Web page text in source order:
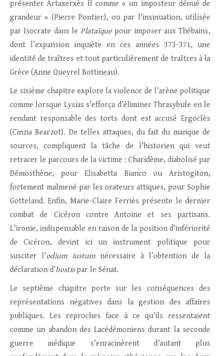
présenter Artaxerxès II comme « un imposteur dénué de
grandeur » (Pierre Pontier), ou par l’insinuation, utilisée
par Isocrate dans le Plataïque pour imposer aux Thébains,
dont l’expansion inquiète en ces années 373-371, une
identité de traîtres et tout particulièrement de traîtres à la
Grèce (Anne Queyrel Bottineau).
Le sixième chapitre explore la violence de l’arène politique
comme lorsque Lysias s’efforça d’éliminer Thrasybule en le
rendant responsable des torts dont est accusé Ergoclès
(Cinzia Bearzot). De telles attaques, du fait du manque de
sources, compliquent la tâche de l’historien qui veut
retracer le parcours de la victime : Charidème, diabolisé par
Démosthène, pour Elisabetta Bianco ou Aristogiton,
fortement malmené par les orateurs attiques, pour Sophie
Gotteland. Enfin, Marie-Claire Ferriès présente le dernier
combat de Cicéron contre Antoine et ses partisans.
L’ironie, indispensable en raison de la position d’infériorité
de Cicéron, devint ici un instrument politique pour
susciter l’odium iustumnécessaire à l’obtention de la
déclaration d’hostispar le Sénat.
Le septième chapitre porte sur les conséquences des
représentations négatives dans la gestion des affaires
publiques. Les reproches face à ce qu’ils ressentaient
comme un abandon des Lacédémoniens durant la seconde
guerre médique s’enracinèrent d’autant plus